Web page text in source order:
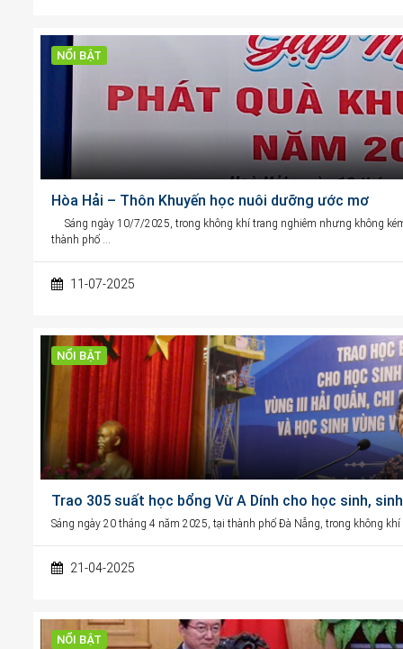
NỔI BẬT
Hòa Hải – Thôn Khuyến học nuôi dưỡng ước mơ
Sáng ngày 10/7/2025, trong không khí trang nghiêm nhưng không
thành phố …
11-07-2025
NỔI BẬT
Trao 305 suất học bổng Vừ A Dính cho học sinh,
Sáng ngày 20 tháng 4 năm 2025, tại thành phố Đà Nẵng, trong không
21-04-2025
NỔI BẬT